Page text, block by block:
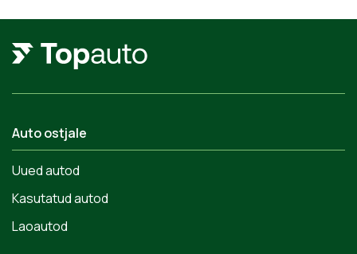
Auto ostjale
Uued autod
Kasutatud autod
Laoautod